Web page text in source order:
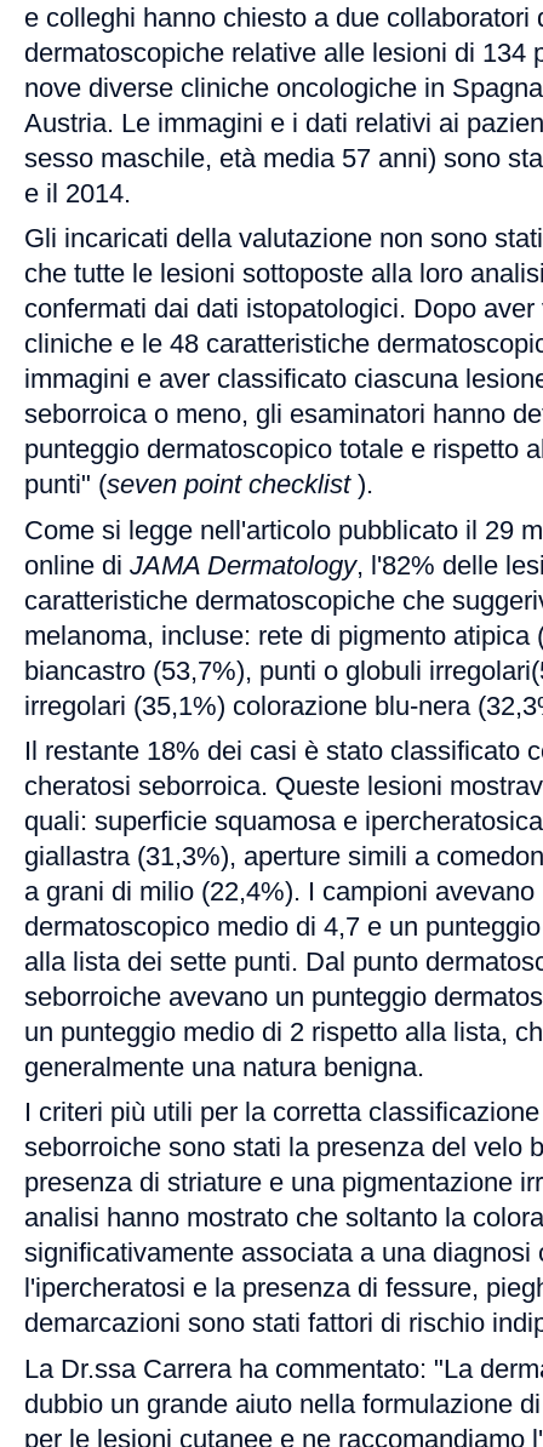
e colleghi hanno chiesto a due collaboratori
dermatoscopiche relative alle lesioni di 134
nove diverse cliniche oncologiche in
Austria. Le immagini e i dati relativi ai
sesso maschile, età media 57 anni) sono
e il 2014.
Gli incaricati della valutazione non sono
che tutte le lesioni sottoposte alla loro
confermati dai dati istopatologici. Dopo
cliniche e le 48 caratteristiche
immagini e aver classificato ciascuna
seborroica o meno, gli esaminatori hanno
punteggio dermatoscopico totale e rispetto
punti" (seven point checklist ).
Come si legge nell'articolo pubblicato il 29
online di JAMA Dermatology, l'82% delle
caratteristiche dermatoscopiche che
melanoma, incluse: rete di pigmento atipica
biancastro (53,7%), punti o globuli
irregolari (35,1%) colorazione blu-nera
Il restante 18% dei casi è stato classificato
cheratosi seborroica. Queste lesioni
quali: superficie squamosa e
giallastra (31,3%), aperture simili a
a grani di milio (22,4%). I campioni
dermatoscopico medio di 4,7 e un
alla lista dei sette punti. Dal punto
seborroiche avevano un punteggio
un punteggio medio di 2 rispetto alla lista,
generalmente una natura benigna.
I criteri più utili per la corretta
seborroiche sono stati la presenza del velo
presenza di striature e una pigmentazione
analisi hanno mostrato che soltanto la
significativamente associata a una diagnosi
l'ipercheratosi e la presenza di fessure,
demarcazioni sono stati fattori di rischio
La Dr.ssa Carrera ha commentato: "La
dubbio un grande aiuto nella formulazione
per le lesioni cutanee e ne raccomandiamo